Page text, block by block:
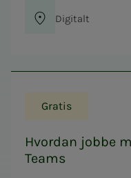
Digitalt
Gratis
Hvordan jobbe
Teams